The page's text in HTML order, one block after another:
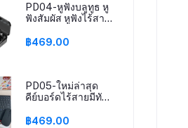
PD04-หูฟังบลูทูธ หู
ฟังสัมผัส หูฟังไร้สาย
Wireless bluetooth
฿469.00
PD05-ใหม่ล่าสุด
คีย์บอร์ดไร้สายมีทัช
ฟรีสติ๊กเกอร์
฿469.00